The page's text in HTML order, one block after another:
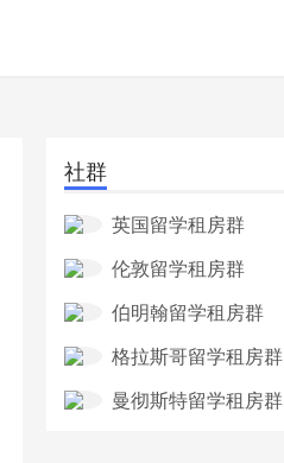
社群
英国留学租房群
伦敦留学租房群
伯明翰留学租房群
格拉斯哥留学租房群
曼彻斯特留学租房群